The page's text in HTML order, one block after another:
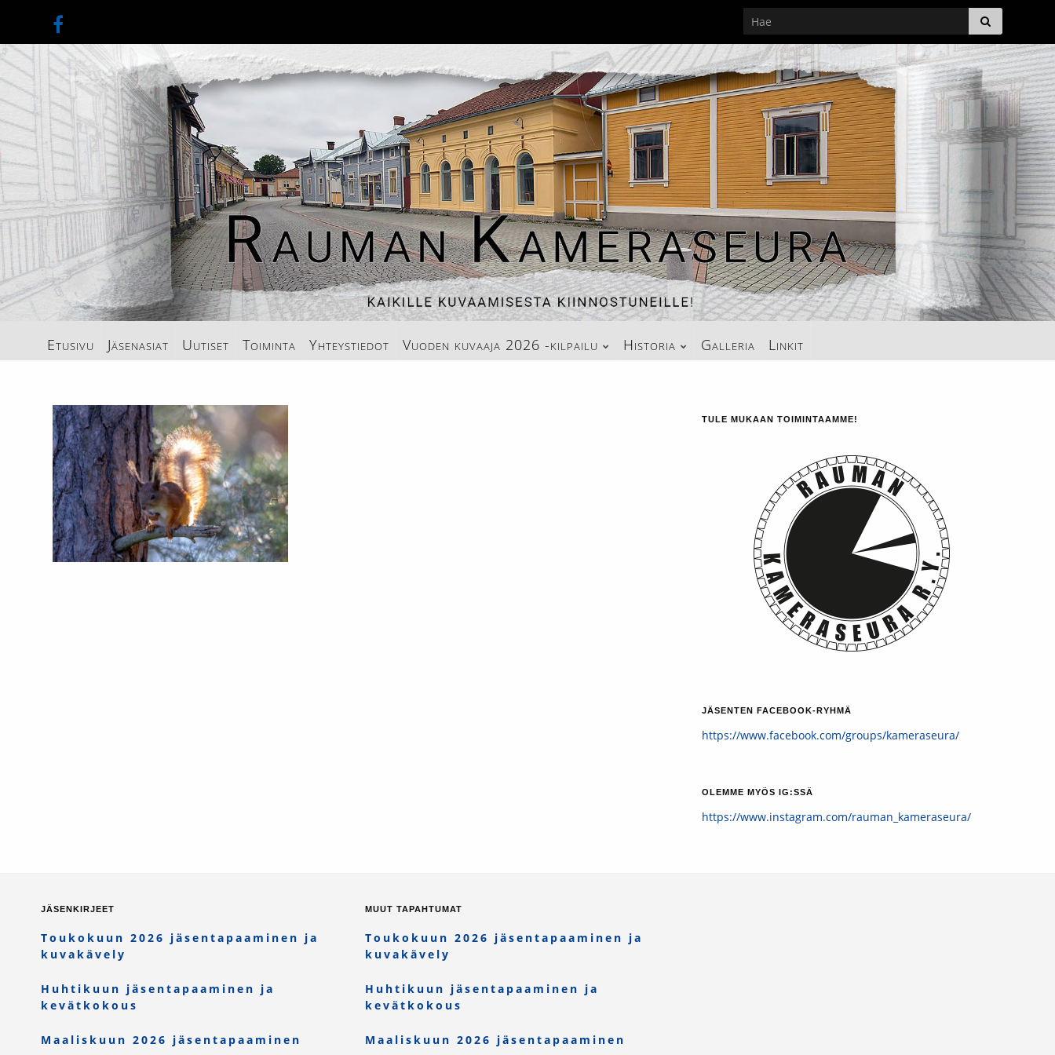
Etusivu Jäsenasiat Uutiset Toiminta Yhteystiedot Vuoden kuvaaja 2026 -kilpailu Historia Galleria Linkit
TULE MUKAAN TOIMINTAAMME!
JÄSENTEN FACEBOOK-RYHMÄ
https://www.facebook.com/groups/kameraseura/
OLEMME MYÖS IG:SSÄ
https://www.instagram.com/rauman_kameraseura/
JÄSENKIRJEET
Toukokuun 2026 jäsentapaaminen ja
kuvakävely
Huhtikuun jäsentapaaminen ja
kevätkokous
Maaliskuun 2026 jäsentapaaminen
MUUT TAPAHTUMAT
Toukokuun 2026 jäsentapaaminen ja
kuvakävely
Huhtikuun jäsentapaaminen ja
kevätkokous
Maaliskuun 2026 jäsentapaaminen